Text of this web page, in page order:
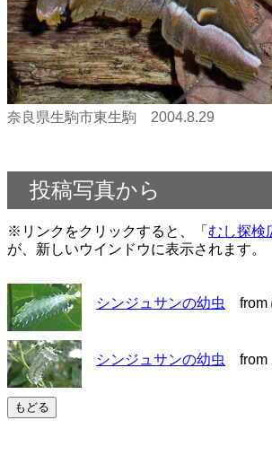
奈良県生駒市東生駒 2004.8.29
投稿写真から
※リンクをクリックすると、「 むし探検
が、新しいウインドウに表示されます。
シンジュサンの幼虫 from
シンジュサンの幼虫 from